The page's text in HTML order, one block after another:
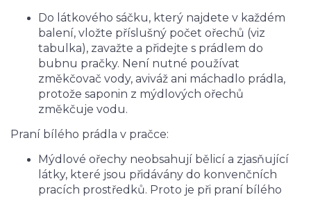
Do látkového sáčku, který najdete v každém
balení, vložte příslušný počet ořechů (viz
tabulka), zavažte a přidejte s prádlem do
bubnu pračky. Není nutné používat
změkčovač vody, aviváž ani máchadlo prádla,
protože saponin z mýdlových ořechů
změkčuje vodu.
Praní bílého prádla v pračce:
Mýdlové ořechy neobsahují bělicí a zjasňující
látky, které jsou přidávány do konvenčních
pracích prostředků. Proto je při praní bílého